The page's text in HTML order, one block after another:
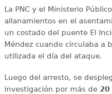
La PNC y el Ministerio
allanamientos en el
un costado del puente El
Méndez cuando circulaba a
utilizada el día del ataque.
Luego del arresto, se
investigación por más de 20